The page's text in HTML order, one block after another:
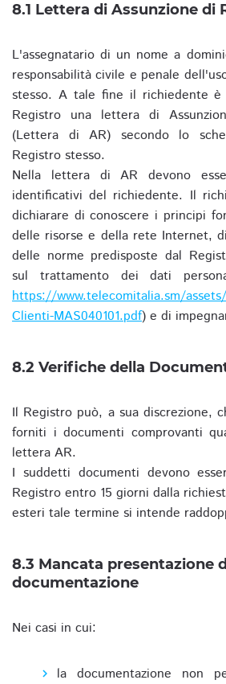
8.1 Lettera di Assunzione di
L'assegnatario di un nome a
responsabilità civile e penale
stesso. A tale fine il richiedente
Registro una lettera di
(Lettera di AR) secondo lo
Registro stesso.
Nella lettera di AR devono
identificativi del richiedente. Il
dichiarare di conoscere i principi
delle risorse e della rete Internet,
delle norme predisposte dal
sul trattamento dei dati
https://www.telecomitalia.sm/
Clienti-MAS040101.pdf) e di
8.2 Verifiche della
Il Registro può, a sua discrezione,
forniti i documenti comprovanti
lettera AR.
I suddetti documenti devono
Registro entro 15 giorni dalla
esteri tale termine si intende
8.3 Mancata presentazione
documentazione
Nei casi in cui:
la documentazione non